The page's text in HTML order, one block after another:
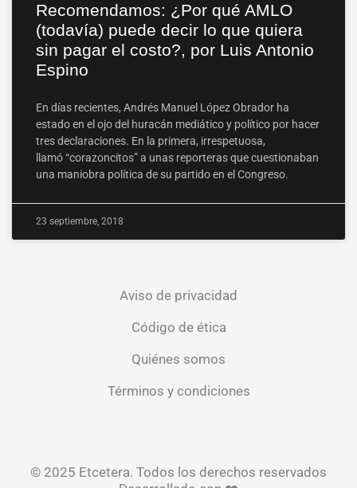
Recomendamos: ¿Por qué AMLO
(todavía) puede decir lo que quiera
sin pagar el costo?, por Luis Antonio
Espino
En días recientes, Andrés Manuel López Obrador ha
estado en el ojo del huracán mediático y político por hacer
tres declaraciones. En la primera, irrespetuosa,
llamó “corazoncitos” a unas reporteras que cuestionaban
una maniobra política de su partido en el Congreso.
23 septiembre, 2018
Aviso de privacidad
Código de ética
Quiénes somos
Términos y condiciones
© 2025 Etcetera. Todos los derechos reservados